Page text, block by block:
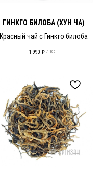
ГИНКГО БИЛОБА (ХУН ЧА)
Красный чай с Гинкго билоба
1 990 ₽ / 100 г